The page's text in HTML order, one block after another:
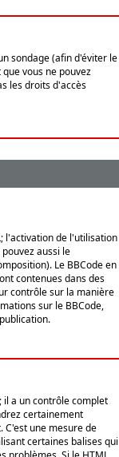
sondage (afin d'éviter le
vous ne pouvez
les droits d'accès
l'activation de l'utilisation
aussi le
Le BBCode en
contenues dans des
contrôle sur la manière
sur le BBCode,
a un contrôle complet
certainement
C'est une mesure de
certaines balises qui